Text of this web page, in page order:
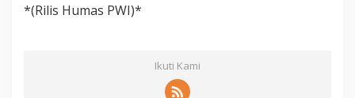
*(Rilis Humas PWI)*
Ikuti Kami